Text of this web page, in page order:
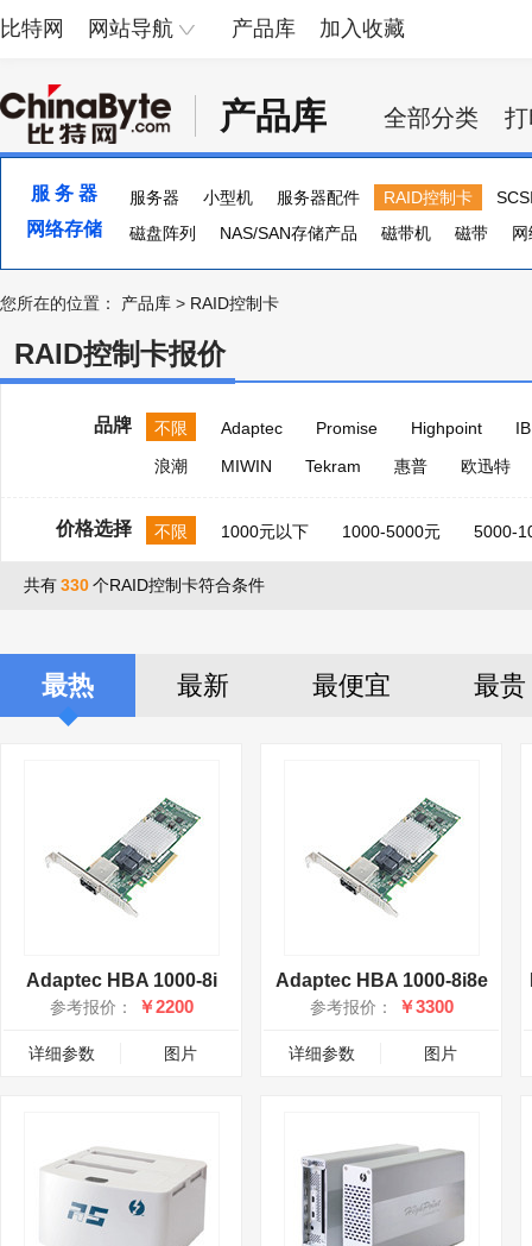
比特网 网站导航 产品库 加入收藏
产品库 全部分类
服 务 器 服务器 小型机 服务器配件 RAID控制卡
服务器主板
网络存储 磁盘阵列 NAS/SAN存储产品 磁带机 磁带
您所在的位置： 产品库 > RAID控制卡
RAID控制卡报价
品牌 不限 Adaptec Promise Highpoint
浪潮
MIWIN Tekram 惠普 欧迅特
价格选择 不限 1000元以下 1000-5000元 5000-
共有330个RAID控制卡符合条件
最热 最新 最便宜 最贵
Adaptec HBA 1000-8i
参考报价： ￥2200
详细参数 图片
Adaptec HBA 1000-8i8e
参考报价： ￥3300
详细参数 图片